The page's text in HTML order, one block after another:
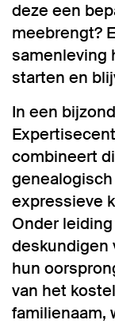
deze een
meebrengt?
samenleving
starten en
In een
combineert
expressieve
Onder
deskundigen
hun
van het
familienaam,